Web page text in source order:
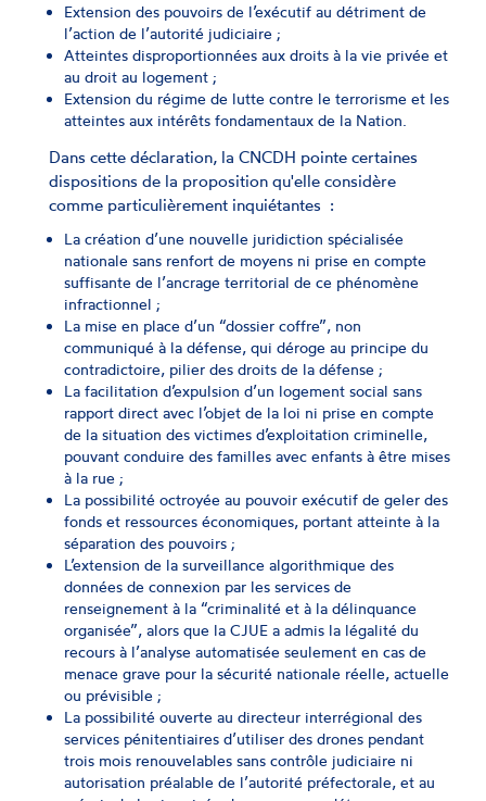
Extension des pouvoirs de l’exécutif au détriment de
l’action de l’autorité judiciaire ;
Atteintes disproportionnées aux droits à la vie privée et
au droit au logement ;
Extension du régime de lutte contre le terrorisme et les
atteintes aux intérêts fondamentaux de la Nation.
Dans cette déclaration, la CNCDH pointe certaines
dispositions de la proposition qu'elle considère
comme particulièrement inquiétantes :
La création d’une nouvelle juridiction spécialisée
nationale sans renfort de moyens ni prise en compte
suffisante de l’ancrage territorial de ce phénomène
infractionnel ;
La mise en place d’un “dossier coffre”, non
communiqué à la défense, qui déroge au principe du
contradictoire, pilier des droits de la défense ;
La facilitation d’expulsion d’un logement social sans
rapport direct avec l’objet de la loi ni prise en compte
de la situation des victimes d’exploitation criminelle,
pouvant conduire des familles avec enfants à être mises
à la rue ;
La possibilité octroyée au pouvoir exécutif de geler des
fonds et ressources économiques, portant atteinte à la
séparation des pouvoirs ;
L’extension de la surveillance algorithmique des
données de connexion par les services de
renseignement à la “criminalité et à la délinquance
organisée”, alors que la CJUE a admis la légalité du
recours à l’analyse automatisée seulement en cas de
menace grave pour la sécurité nationale réelle, actuelle
ou prévisible ;
La possibilité ouverte au directeur interrégional des
services pénitentiaires d’utiliser des drones pendant
trois mois renouvelables sans contrôle judiciaire ni
autorisation préalable de l’autorité préfectorale, et au